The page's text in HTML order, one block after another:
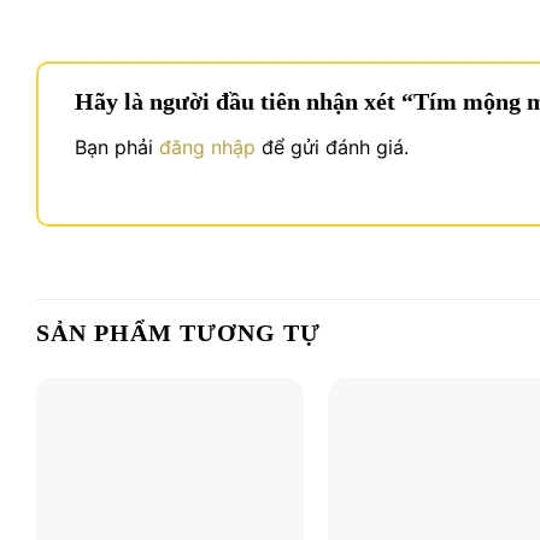
Hãy là người đầu tiên nhận xét “Tím mộng
Bạn phải đăng nhập để gửi đánh giá.
SẢN PHẨM TƯƠNG TỰ